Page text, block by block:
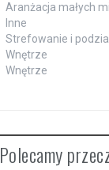
Aranżacja małych
Inne
Strefowanie i
Wnętrze
Wnętrze
Polecamy